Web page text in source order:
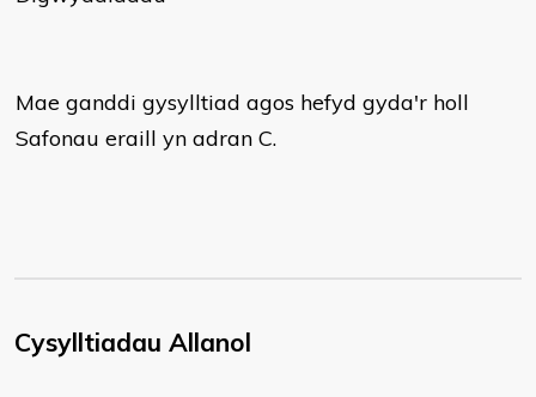
Mae ganddi gysylltiad agos hefyd gyda'r holl
Safonau eraill yn adran C.
Cysylltiadau Allanol